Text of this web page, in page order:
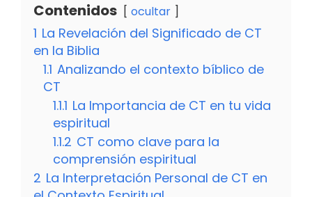
Contenidos ocultar
1 La Revelación del Significado de CT
en la Biblia
1.1 Analizando el contexto bíblico de
CT
1.1.1 La Importancia de CT en tu vida
espiritual
1.1.2 CT como clave para la
comprensión espiritual
2 La Interpretación Personal de CT en